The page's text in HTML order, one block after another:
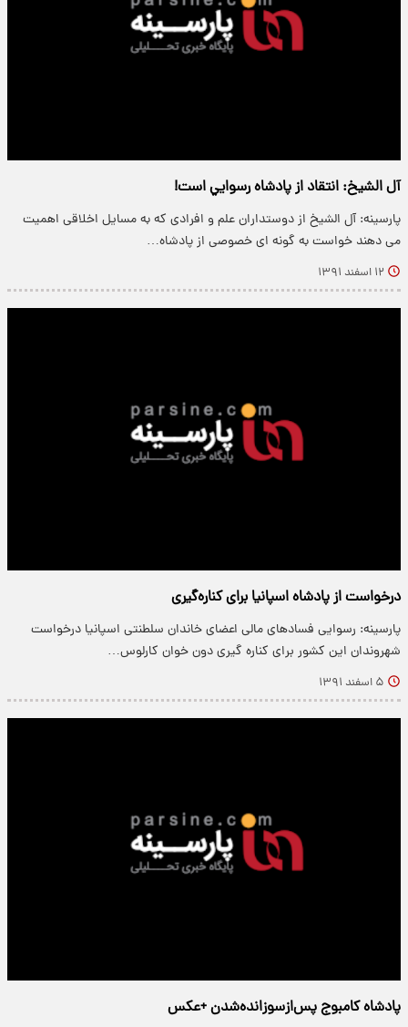
آل الشیخ: انتقاد از پادشاه رسوايي است!
پارسینه: آل الشیخ از دوستداران علم و افرادی که به مسایل اخلاقی اهمیت
می دهند خواست به گونه ای خصوصی از پادشاه…
۱۲ اسفند ۱۳۹۱
درخواست از پادشاه اسپانیا برای کناره‌گیری
پارسینه: رسوایی فسادهای مالی اعضای خاندان سلطنتی اسپانیا درخواست
شهروندان این کشور برای کناره گیری دون خوان کارلوس…
۵ اسفند ۱۳۹۱
پادشاه‌ کامبوج‌ پس‌ازسوزانده‌شدن +عکس